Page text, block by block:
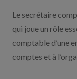
Le secrétaire
qui joue un rôle
comptable d’une
comptes et à